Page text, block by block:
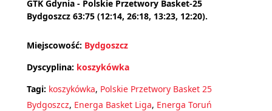
GTK Gdynia - Polskie Przetwory Basket-25
Bydgoszcz 63:75 (12:14, 26:18, 13:23, 12:20).
Miejscowość: Bydgoszcz
Dyscyplina: koszykówka
Tagi: koszykówka, Polskie Przetwory Basket 25
Bydgoszcz, Energa Basket Liga, Energa Toruń